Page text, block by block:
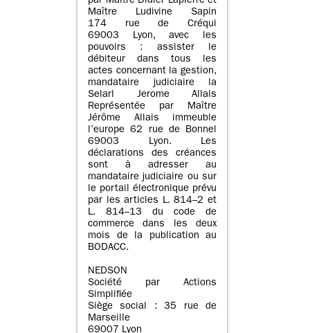
Maître Ludivine Sapin
174 rue de Créqui
69003 Lyon, avec les
pouvoirs : assister le
débiteur dans tous les
actes concernant la gestion,
mandataire judiciaire la
Selarl Jerome Allais
Représentée par Maître
Jérôme Allais immeuble
l’europe 62 rue de Bonnel
69003 Lyon. Les
déclarations des créances
sont à adresser au
mandataire judiciaire ou sur
le portail électronique prévu
par les articles L. 814–2 et
L. 814–13 du code de
commerce dans les deux
mois de la publication au
BODACC.
NEDSON
Société par Actions
Simplifiée
Siège social : 35 rue de
Marseille
69007 Lyon